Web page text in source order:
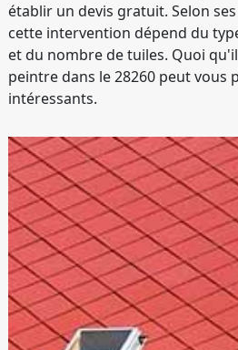
établir un devis gratuit. Selon
cette intervention dépend du
et du nombre de tuiles. Quoi
peintre dans le 28260 peut vous
intéressants.